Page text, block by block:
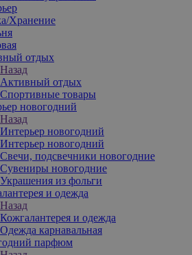
Хранение
отдых
Назад
Активный отдых
Спортивные товары
новогодний
Назад
Интерьер новогодний
Интерьер новогодний
Свечи, подсвечники новогодние
Сувениры новогодние
Украшения из фольги
и одежда
Назад
Кожгалантерея и одежда
Одежда карнавальная
парфюм